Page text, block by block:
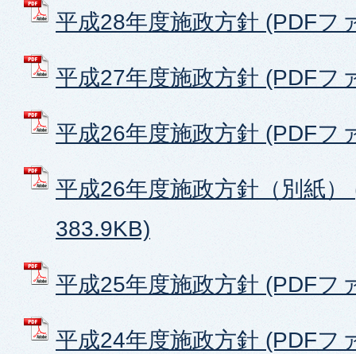
平成28年度施政方針 (PDFフ
平成27年度施政方針 (PDFフ
平成26年度施政方針 (PDFフ
平成26年度施政方針（別紙
383.9KB)
平成25年度施政方針 (PDFフ
平成24年度施政方針 (PDFフ